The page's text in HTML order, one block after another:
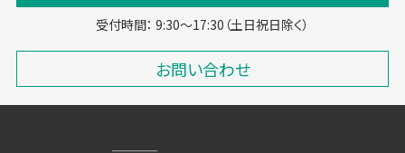
受付時間： 9:30～17:30（土日祝日除く）
お問い合わせ